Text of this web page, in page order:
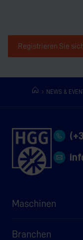
Registrieren Sie
NEWS &
Maschinen
Branchen